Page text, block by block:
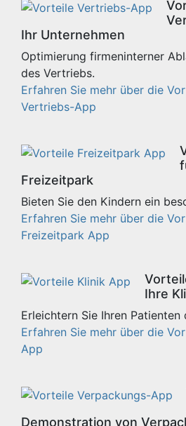
Ihr Unternehmen
Optimierung firmeninterner
des Vertriebs.
Erfahren Sie mehr über die
Vertriebs-App
Freizeitpark
Bieten Sie den Kindern ein
Erfahren Sie mehr über die
Freizeitpark App
Ihre
Erleichtern Sie Ihren Patienten
Erfahren Sie mehr über die
App
Demonstration von